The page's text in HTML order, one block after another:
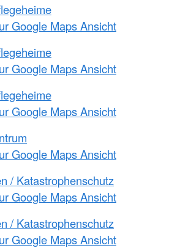
Google Maps Ansicht
Google Maps Ansicht
Google Maps Ansicht
Google Maps Ansicht
/ Katastrophenschutz
Google Maps Ansicht
/ Katastrophenschutz
Google Maps Ansicht